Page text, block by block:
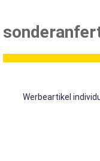
Werbeartikel